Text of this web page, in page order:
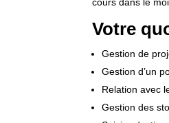
Votre
Gestion de
Gestion d’un
Relation avec
Gestion des